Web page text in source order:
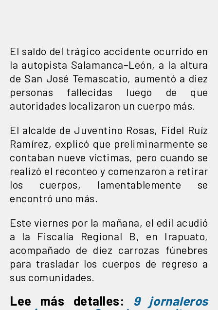
El saldo del trágico accidente ocurrido en
la autopista Salamanca–León, a la altura
de San José Temascatio, aumentó a diez
personas fallecidas luego de que
autoridades localizaron un cuerpo más.
El alcalde de Juventino Rosas, Fidel Ruíz
Ramírez, explicó que preliminarmente se
contaban nueve víctimas, pero cuando se
realizó el reconteo y comenzaron a retirar
los cuerpos, lamentablemente se
encontró uno más.
Este viernes por la mañana, el edil acudió
a la Fiscalía Regional B, en Irapuato,
acompañado de diez carrozas fúnebres
para trasladar los cuerpos de regreso a
sus comunidades.
Lee más detalles: 9 jornaleros